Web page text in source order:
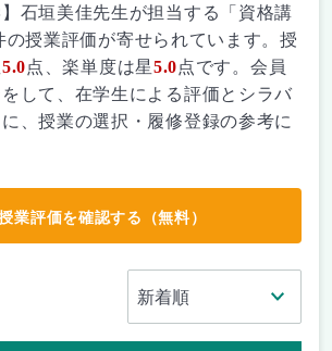
】石垣美佳先生が担当する「資格講
の授業評価が寄せられています。授
5.0点、楽単度は星5.0点です。会員
して、在学生による評価とシラバ
、授業の選択・履修登録の参考に
業評価を確認する（無料）